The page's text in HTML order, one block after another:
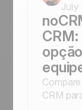
July
CRM